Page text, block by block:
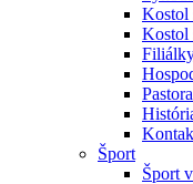
Kostol
Kostol
Šport
Šport